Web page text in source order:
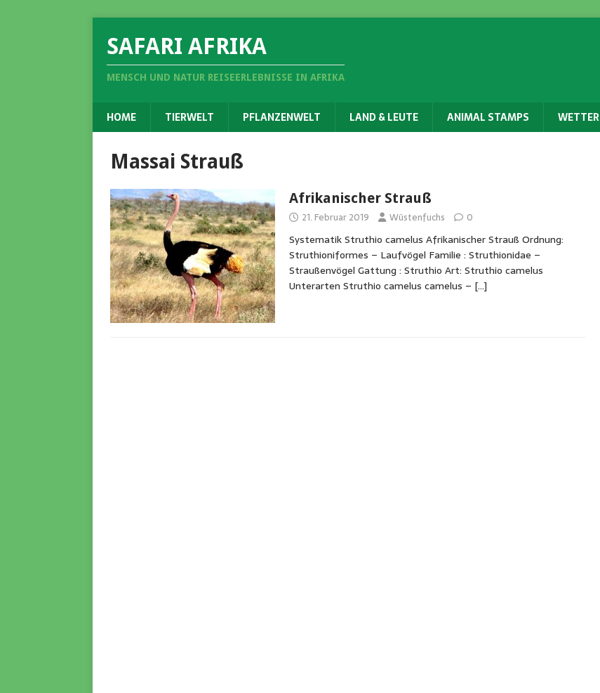
SAFARI AFRIKA
MENSCH UND NATUR REISEERLEBNISSE IN AFRIKA
HOME TIERWELT PFLANZENWELT LAND & LEUTE ANIMAL STAMPS WETTER
Massai Strauß
Afrikanischer Strauß
21. Februar 2019 Wüstenfuchs 0
Systematik Struthio camelus Afrikanischer Strauß Ordnung:
Struthioniformes – Laufvögel Familie : Struthionidae –
Straußenvögel Gattung : Struthio Art: Struthio camelus
Unterarten Struthio camelus camelus – […]